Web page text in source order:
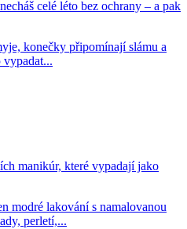
celé léto bez ochrany – a pak
konečky připomínají slámu a
vypadat...
manikúr, které vypadají jako
modré lakování s namalovanou
perletí,...